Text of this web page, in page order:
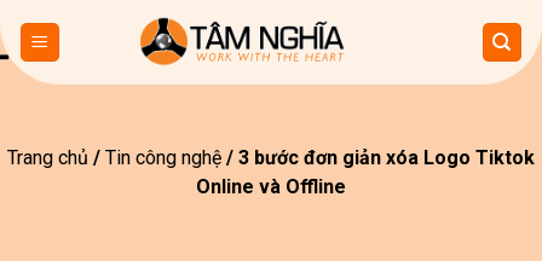
to
content
Trang chủ / Tin công nghệ / 3 bước đơn giản xóa Logo Tiktok
Online và Offline